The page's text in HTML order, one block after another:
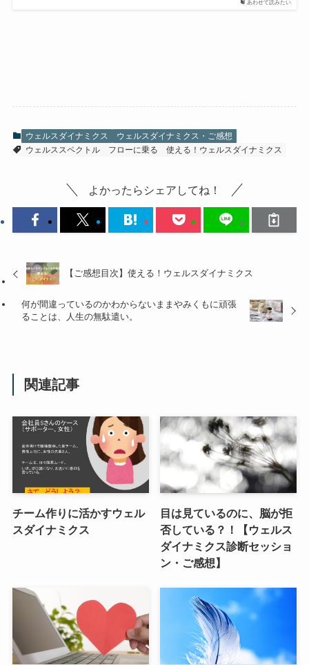
あわせて読みたい
ウェルスダイナミクス
ウェルスダイナミクス・ご感想
ウェルススペクトル
フローに乗る 使える！ウェルスダイナミクス
よかったらシェアしてね！
【ご感想目次】使える！ウェルスダイナミクス
何が間違っているのかわからないままやみくもに頑張
ることは、人生の無駄遣い。
関連記事
チーム作りに活かすウェル
スダイナミクス
目は見ているのに、脳が拒
否している？！【ウェルス
ダイナミクス診断セッショ
ン・ご感想】